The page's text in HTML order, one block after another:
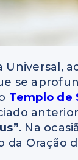
Universal,
se
Templo de
. Na
Oração